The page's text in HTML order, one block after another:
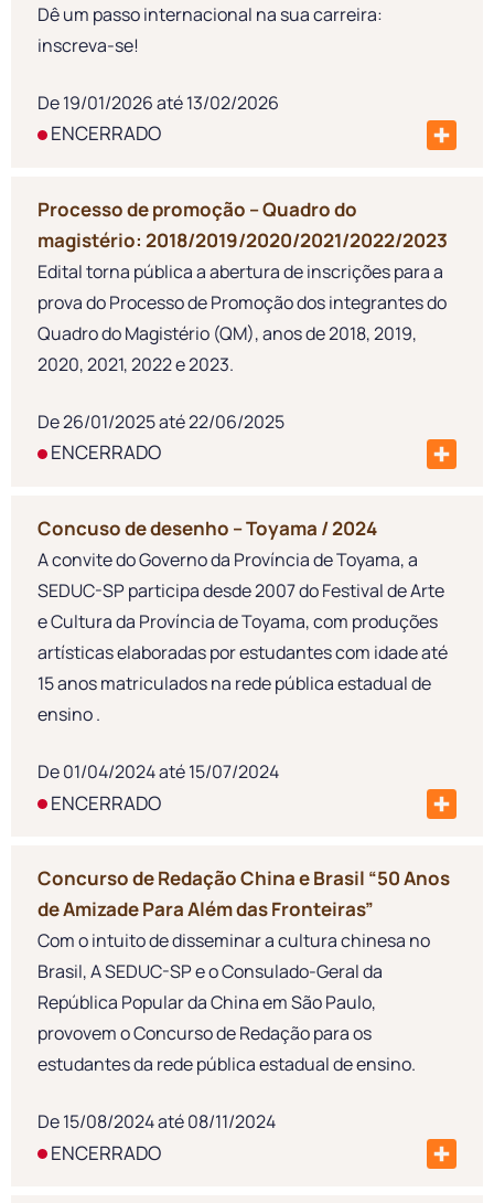
Dê um passo internacional na sua carreira:
inscreva-se!
De 19/01/2026 até 13/02/2026
ENCERRADO
Processo de promoção – Quadro do
magistério: 2018/2019/2020/2021/2022/2023
Edital torna pública a abertura de inscrições para a
prova do Processo de Promoção dos integrantes do
Quadro do Magistério (QM), anos de 2018, 2019,
2020, 2021, 2022 e 2023.
De 26/01/2025 até 22/06/2025
ENCERRADO
Concuso de desenho – Toyama / 2024
A convite do Governo da Província de Toyama, a
SEDUC-SP participa desde 2007 do Festival de Arte
e Cultura da Província de Toyama, com produções
artísticas elaboradas por estudantes com idade até
15 anos matriculados na rede pública estadual de
ensino .
De 01/04/2024 até 15/07/2024
ENCERRADO
Concurso de Redação China e Brasil “50 Anos
de Amizade Para Além das Fronteiras”
Com o intuito de disseminar a cultura chinesa no
Brasil, A SEDUC-SP e o Consulado-Geral da
República Popular da China em São Paulo,
provovem o Concurso de Redação para os
estudantes da rede pública estadual de ensino.
De 15/08/2024 até 08/11/2024
ENCERRADO